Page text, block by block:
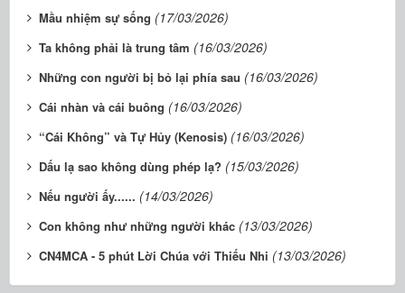
Mầu nhiệm sự sống (17/03/2026)
Ta không phải là trung tâm (16/03/2026)
Những con người bị bỏ lại phía sau (16/03/2026)
Cái nhàn và cái buông (16/03/2026)
“Cái Không” và Tự Hủy (Kenosis) (16/03/2026)
Dấu lạ sao không dùng phép lạ? (15/03/2026)
Nếu người ấy...... (14/03/2026)
Con không như những người khác (13/03/2026)
CN4MCA - 5 phút Lời Chúa với Thiếu Nhi (13/03/2026)